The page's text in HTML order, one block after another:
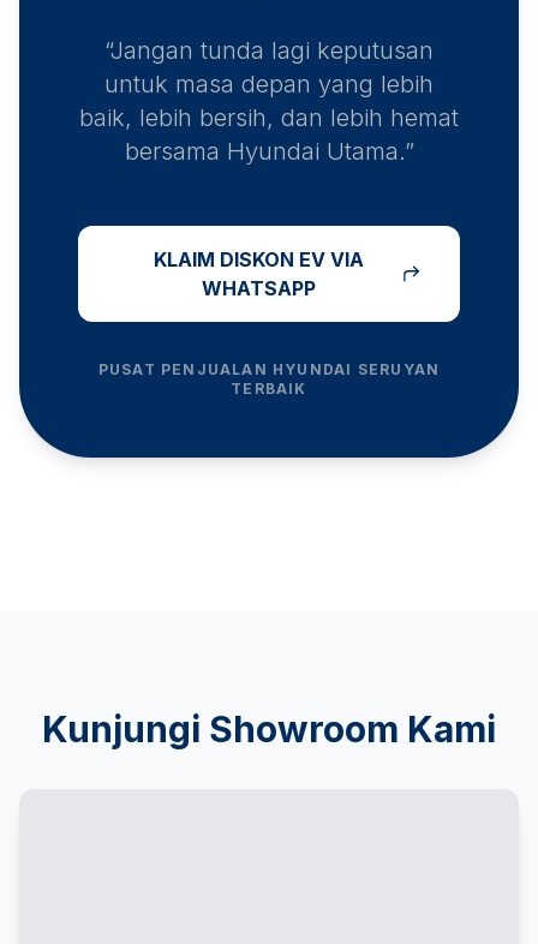
“Jangan tunda lagi keputusan
untuk masa depan yang lebih
baik, lebih bersih, dan lebih hemat
bersama Hyundai Utama.”
KLAIM DISKON EV VIA
WHATSAPP
PUSAT PENJUALAN HYUNDAI SERUYAN
TERBAIK
Kunjungi Showroom Kami